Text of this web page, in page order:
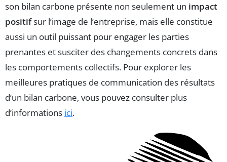
son bilan carbone présente non seulement un impact
positifsur l’image de l’entreprise, mais elle constitue
aussi un outil puissant pour engager les parties
prenantes et susciter des changements concrets dans
les comportements collectifs. Pour explorer les
meilleures pratiques de communication des résultats
d’un bilan carbone, vous pouvez consulter plus
d’informations ici.